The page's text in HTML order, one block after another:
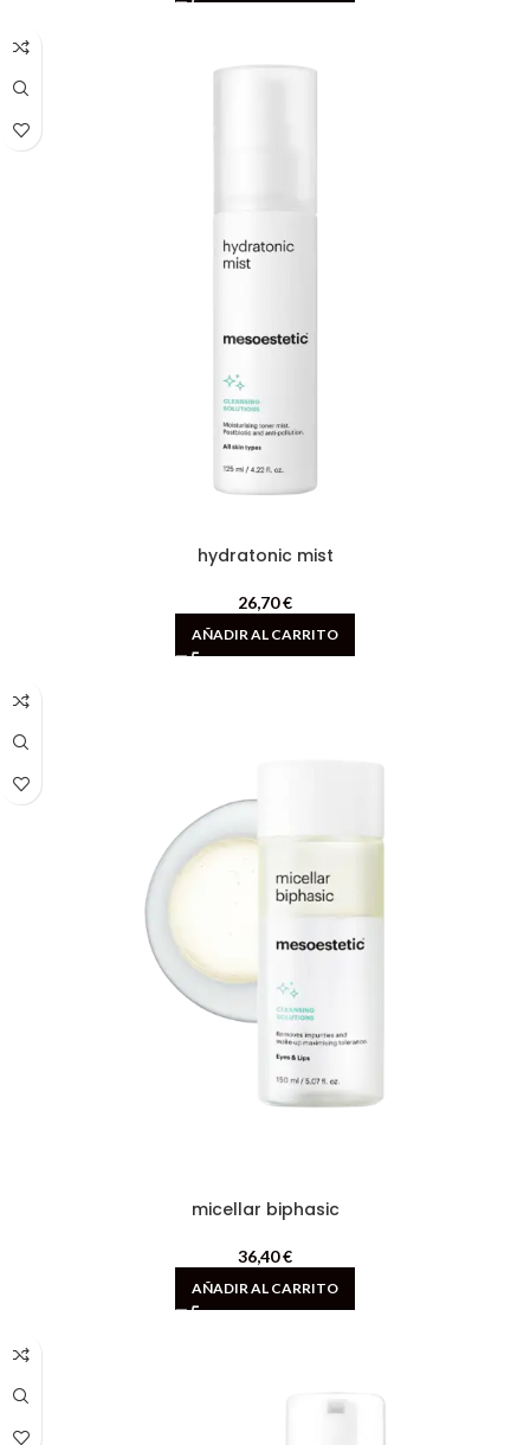
hydratonic mist
26,70€
AÑADIR AL CARRITO
micellar biphasic
36,40€
AÑADIR AL CARRITO